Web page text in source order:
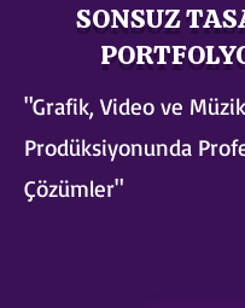
SONSUZ
"Grafik, Video ve Müzik
Prodüksiyonunda
Çözümler"